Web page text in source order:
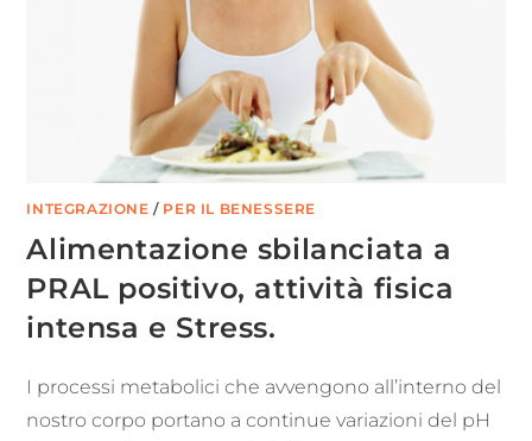
INTEGRAZIONE / PER IL BENESSERE
Alimentazione sbilanciata a
PRAL positivo, attività fisica
intensa e Stress.
I processi metabolici che avvengono all’interno del
nostro corpo portano a continue variazioni del pH